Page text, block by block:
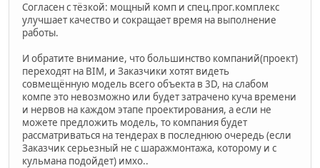
Согласен с тёзкой: мощный комп и спец.прог.комплекс
улучшает качество и сокращает время на выполнение
работы.
И обратите внимание, что большинство компаний(проект)
переходят на BIM, и Заказчики хотят видеть
совмещённую модель всего объекта в 3D, на слабом
компе это невозможно или будет затрачено куча времени
и нервов на каждом этапе проектирования, а если не
можете предложить модель, то компания будет
рассматриваться на тендерах в последнюю очередь (если
Заказчик серьезный не с шаражмонтажа, которому и с
кульмана подойдет) имхо..